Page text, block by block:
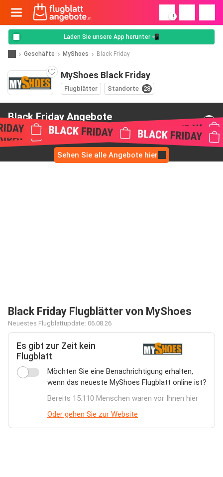
!
Laden Sie unsere App herunter 📲
Geschäfte MyShoes Black Friday
MyShoes Black Friday
Flugblätter Standorte 28
Black Friday Angebote
von MyShoes
Sehen Sie alle Angebote hier
Black Friday Flugblätter von MyShoes
Neuestes Flugblattupdate: 06.08.26
Es gibt zur Zeit kein
Flugblatt
Möchten Sie eine Benachrichtigung erhalten,
wenn das neueste MyShoes Flugblatt online ist?
Bereits 15.110 Menschen waren vor Ihnen hier
Oder gehen Sie zur Website